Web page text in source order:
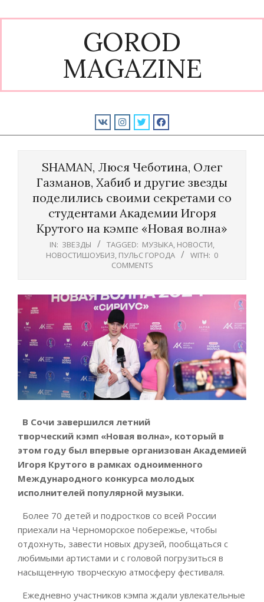
to
GOROD
MAGAZINE
SHAMAN, Люся Чеботина, Олег
Газманов, Хабиб и другие звезды
поделились своими секретами со
студентами Академии Игоря
Крутого на кэмпе «Новая волна»
IN: ЗВЕЗДЫ TAGGED: МУЗЫКА, НОВОСТИ,
НОВОСТИШОУБИЗ, ПУЛЬС ГОРОДА WITH: 0
COMMENTS
В Сочи завершился летний
творческий кэмп «Новая волна», который в
этом году был впервые организован Академией
Игоря Крутого в рамках одноименного
Международного конкурса молодых
исполнителей популярной музыки.
Более 70 детей и подростков со всей России
приехали на Черноморское побережье, чтобы
отдохнуть, завести новых друзей, пообщаться с
любимыми артистами и с головой погрузиться в
насыщенную творческую атмосферу фестиваля.
Ежедневно участников кэмпа ждали увлекательные